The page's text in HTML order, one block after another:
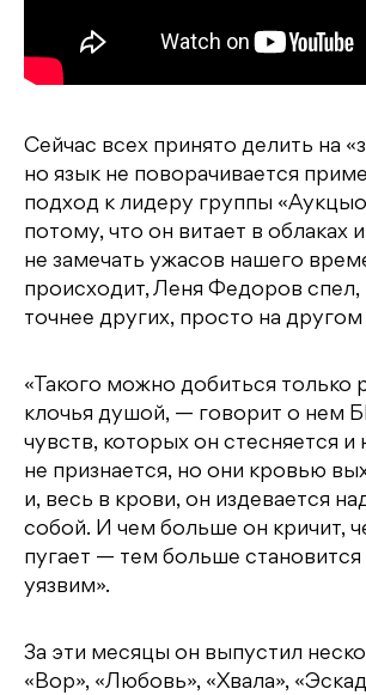
Сейчас всех принято делить на
но язык не поворачивается
подход к лидеру группы
потому, что он витает в облаках
не замечать ужасов нашего
происходит, Леня Федоров
точнее других, просто на другом
«Такого можно добиться только
клочья душой, — говорит о нем
чувств, которых он стесняется и
не признается, но они кровью
и, весь в крови, он издевается
собой. И чем больше он кричит,
пугает — тем больше становится
уязвим».
За эти месяцы он выпустил
«Вор», «Любовь», «Хвала»,